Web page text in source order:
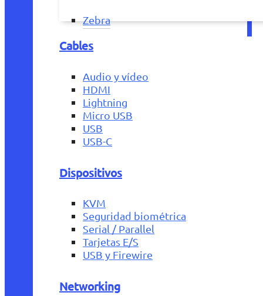
Zebra
Cables
Audio y vídeo
HDMI
Lightning
Micro USB
USB
USB-C
Dispositivos
KVM
Seguridad biométrica
Serial / Parallel
Tarjetas E/S
USB y Firewire
Networking